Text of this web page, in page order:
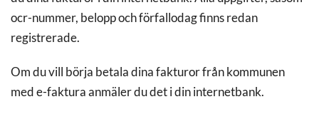
ocr-nummer, belopp och förfallodag finns redan
registrerade.
Om du vill börja betala dina fakturor från kommunen
med e-faktura anmäler du det i din internetbank.